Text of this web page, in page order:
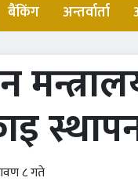
बैंकिंग अन्तर्वार्ता
८ गते